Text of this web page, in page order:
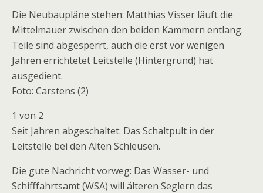
Die Neubaupläne stehen: Matthias Visser läuft die
Mittelmauer zwischen den beiden Kammern entlang.
Teile sind abgesperrt, auch die erst vor wenigen
Jahren errichtetet Leitstelle (Hintergrund) hat
ausgedient.
Foto: Carstens (2)
1 von 2
Seit Jahren abgeschaltet: Das Schaltpult in der
Leitstelle bei den Alten Schleusen.
Die gute Nachricht vorweg: Das Wasser- und
Schifffahrtsamt (WSA) will älteren Seglern das